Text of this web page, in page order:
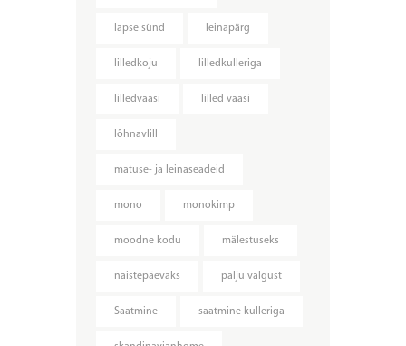
lapse sünd leinapärg
lilledkoju lilledkulleriga
lilledvaasi lilled vaasi
lõhnavlill
matuse- ja leinaseadeid
mono monokimp
moodne kodu mälestuseks
naistepäevaks palju valgust
Saatmine saatmine kulleriga